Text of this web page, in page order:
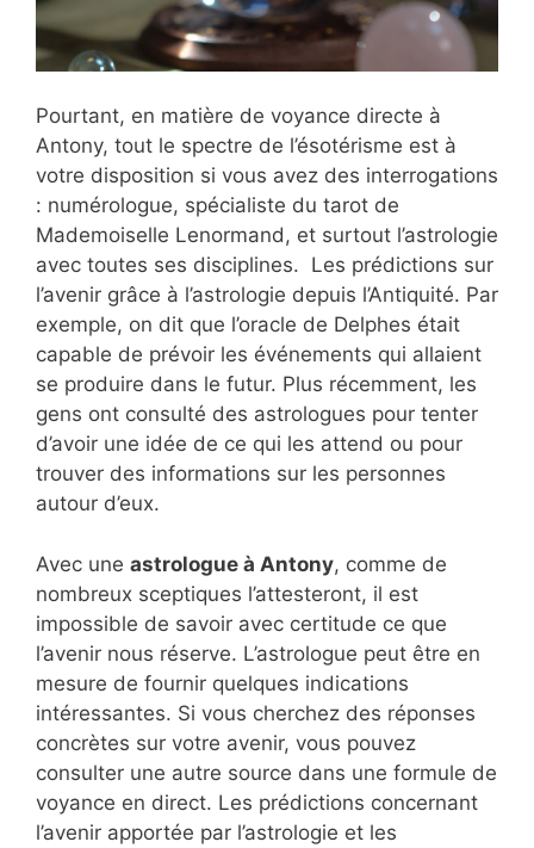
Pourtant, en matière de voyance directe à
Antony, tout le spectre de l’ésotérisme est à
votre disposition si vous avez des interrogations
: numérologue, spécialiste du tarot de
Mademoiselle Lenormand, et surtout l’astrologie
avec toutes ses disciplines. Les prédictions sur
l’avenir grâce à l’astrologie depuis l’Antiquité. Par
exemple, on dit que l’oracle de Delphes était
capable de prévoir les événements qui allaient
se produire dans le futur. Plus récemment, les
gens ont consulté des astrologues pour tenter
d’avoir une idée de ce qui les attend ou pour
trouver des informations sur les personnes
autour d’eux.
Avec une astrologue à Antony, comme de
nombreux sceptiques l’attesteront, il est
impossible de savoir avec certitude ce que
l’avenir nous réserve. L’astrologue peut être en
mesure de fournir quelques indications
intéressantes. Si vous cherchez des réponses
concrètes sur votre avenir, vous pouvez
consulter une autre source dans une formule de
voyance en direct. Les prédictions concernant
l’avenir apportée par l’astrologie et les